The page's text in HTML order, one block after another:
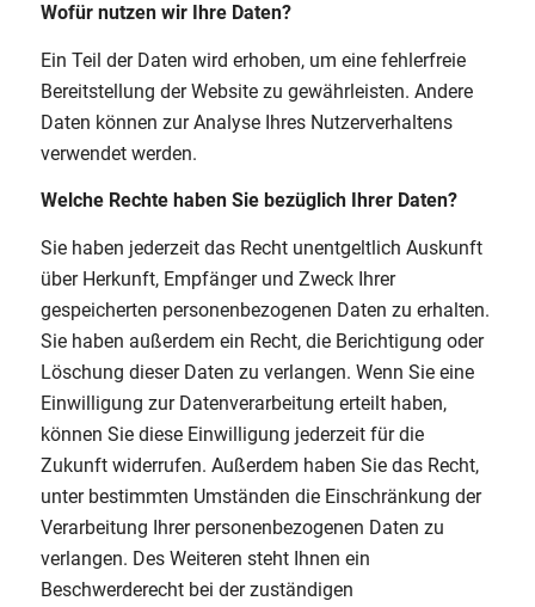
Wofür nutzen wir Ihre Daten?
Ein Teil der Daten wird erhoben, um eine fehlerfreie
Bereitstellung der Website zu gewährleisten. Andere
Daten können zur Analyse Ihres Nutzerverhaltens
verwendet werden.
Welche Rechte haben Sie bezüglich Ihrer Daten?
Sie haben jederzeit das Recht unentgeltlich Auskunft
über Herkunft, Empfänger und Zweck Ihrer
gespeicherten personenbezogenen Daten zu erhalten.
Sie haben außerdem ein Recht, die Berichtigung oder
Löschung dieser Daten zu verlangen. Wenn Sie eine
Einwilligung zur Datenverarbeitung erteilt haben,
können Sie diese Einwilligung jederzeit für die
Zukunft widerrufen. Außerdem haben Sie das Recht,
unter bestimmten Umständen die Einschränkung der
Verarbeitung Ihrer personenbezogenen Daten zu
verlangen. Des Weiteren steht Ihnen ein
Beschwerderecht bei der zuständigen